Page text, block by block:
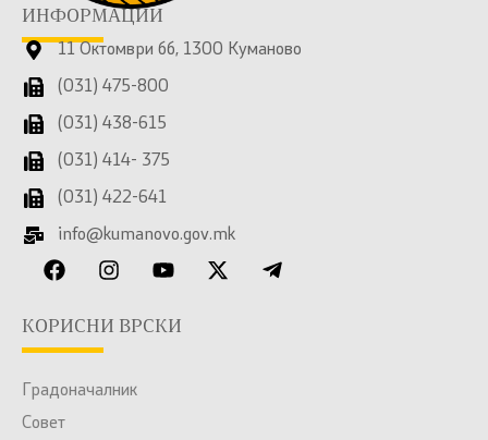
ИНФОРМАЦИИ
11 Октомври бб, 1300 Куманово
(031) 475-800
(031) 438-615
(031) 414- 375
(031) 422-641
info@kumanovo.gov.mk
КОРИСНИ ВРСКИ
Градоначалник
Совет